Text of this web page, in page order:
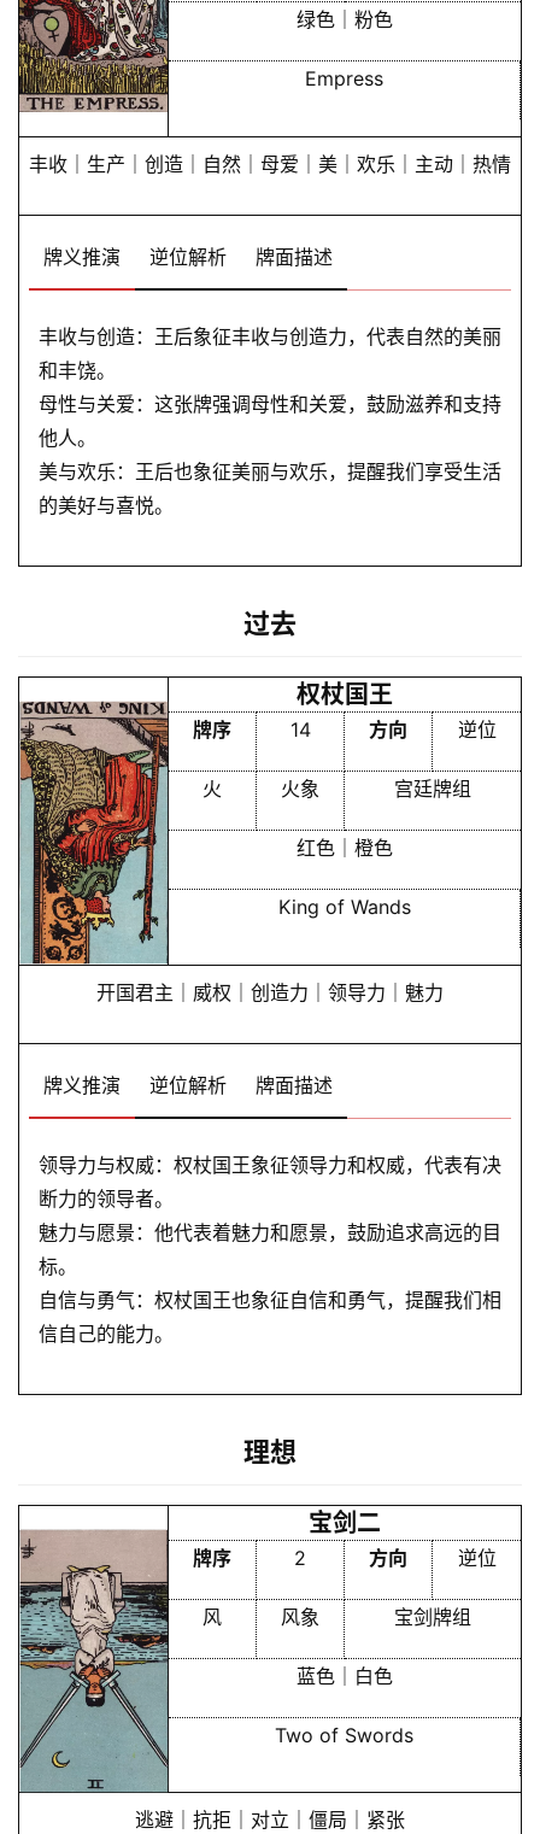
页
黄
历
占
卜
理
梦
服
登录 注册
绿色｜粉色
Empress
丰收｜生产｜创造｜自然｜母爱｜美｜欢乐｜主动｜热情
牌义推演 逆位解析 牌面描述
丰收与创造：王后象征丰收与创造力，代表自然的美丽
和丰饶。
母性与关爱：这张牌强调母性和关爱，鼓励滋养和支持
他人。
美与欢乐：王后也象征美丽与欢乐，提醒我们享受生活
的美好与喜悦。
过去
权杖国王
牌序 14 方向 逆位
火 火象 宫廷牌组
红色｜橙色
King of Wands
开国君主｜威权｜创造力｜领导力｜魅力
牌义推演 逆位解析 牌面描述
领导力与权威：权杖国王象征领导力和权威，代表有决
断力的领导者。
魅力与愿景：他代表着魅力和愿景，鼓励追求高远的目
标。
自信与勇气：权杖国王也象征自信和勇气，提醒我们相
信自己的能力。
理想
宝剑二
牌序 2 方向 逆位
风 风象 宝剑牌组
蓝色｜白色
Two of Swords
逃避｜抗拒｜对立｜僵局｜紧张